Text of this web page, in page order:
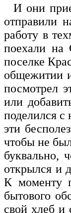
И они
отправили
работу в
поехали на
поселке
общежитии
посмотрел
или
поделился
эти
чтобы не
буквально,
открылся и
К моменту
бытового
свой хлеб и